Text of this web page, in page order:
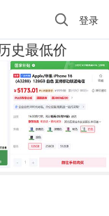
登录
史最低价